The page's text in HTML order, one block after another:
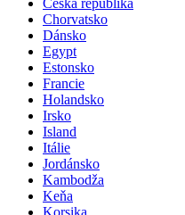
Česká republika
Chorvatsko
Dánsko
Egypt
Estonsko
Francie
Holandsko
Irsko
Island
Itálie
Jordánsko
Kambodža
Keňa
Korsika